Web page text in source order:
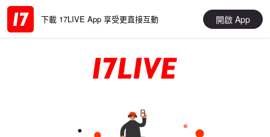
下載 17LIVE App 享受更直接互動 開啟 App